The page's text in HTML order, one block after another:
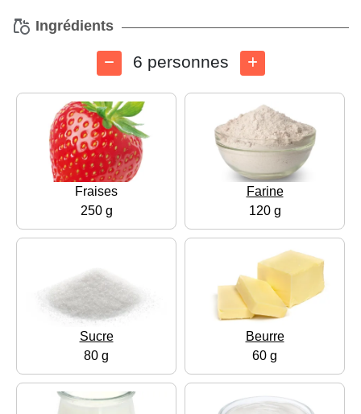
Ingrédients
6 personnes
Fraises
250 g
Farine
120 g
Sucre
80 g
Beurre
60 g